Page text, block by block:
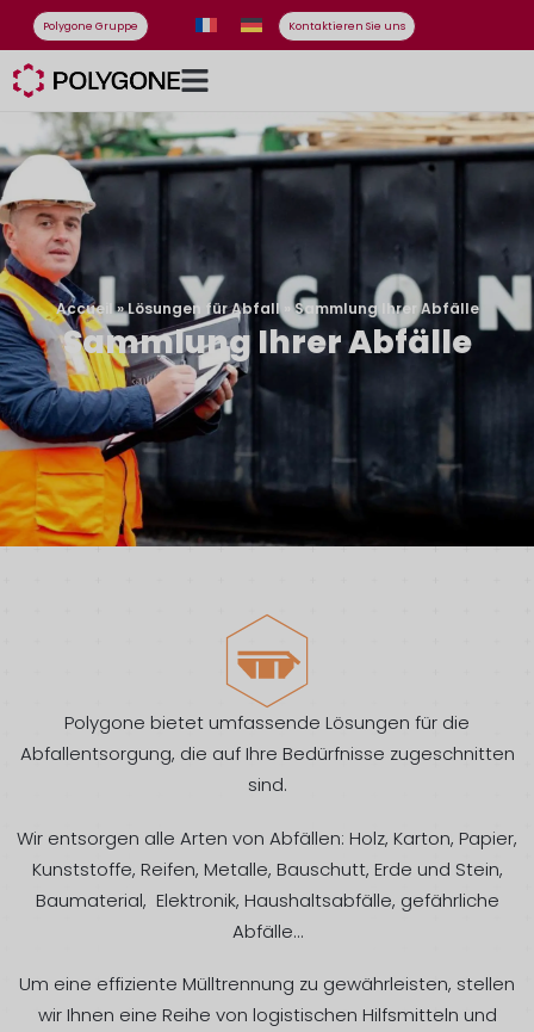
Polygone Gruppe Kontaktieren Sie uns
Accueil »Lösungen für Abfall»Sammlung Ihrer Abfälle
Sammlung Ihrer Abfälle
Polygone bietet umfassende Lösungen für die
Abfallentsorgung, die auf Ihre Bedürfnisse zugeschnitten
sind.
Wir entsorgen alle Arten von Abfällen: Holz, Karton, Papier,
Kunststoffe, Reifen, Metalle, Bauschutt, Erde und Stein,
Baumaterial, Elektronik, Haushaltsabfälle, gefährliche
Abfälle…
Um eine effiziente Mülltrennung zu gewährleisten, stellen
wir Ihnen eine Reihe von logistischen Hilfsmitteln und